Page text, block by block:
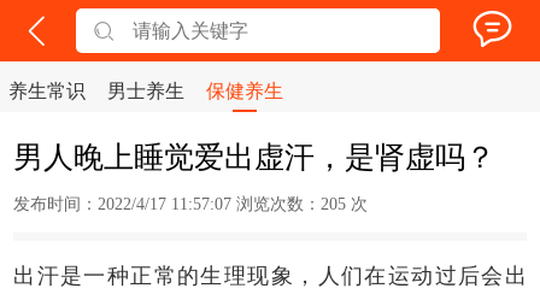
养生常识 男士养生 保健养生
男人晚上睡觉爱出虚汗，是肾虚吗？
发布时间：2022/4/17 11:57:07 浏览次数：205 次
出汗是一种正常的生理现象，人们在运动过后会出